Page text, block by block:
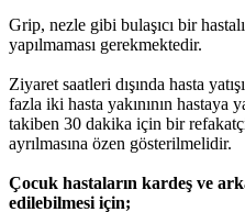
Grip, nezle gibi bulaşıcı bir
yapılmaması gerekmektedir.
Ziyaret saatleri dışında hasta
fazla iki hasta yakınının hastaya
takiben 30 dakika için bir refakatçi
ayrılmasına özen gösterilmelidir.
Çocuk hastaların kardeş ve
edilebilmesi için;